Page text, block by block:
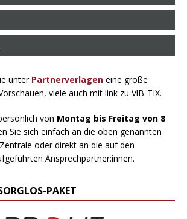
unter Partnerverlagen eine große
viele auch mit link zu VlB-TIX.
von Montag bis Freitag von 8
Sie sich einfach an die oben genannten
oder direkt an die auf den
Ansprechpartner:innen.
PAKET